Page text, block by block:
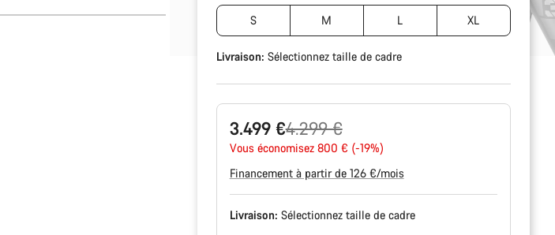
S M L XL
Livraison: Sélectionnez taille de cadre
3.499 €
Prix
d’origine
4.299 €
Vous économisez 800 € (-19%)
Financement à partir de 126 €/mois
Livraison: Sélectionnez taille de cadre